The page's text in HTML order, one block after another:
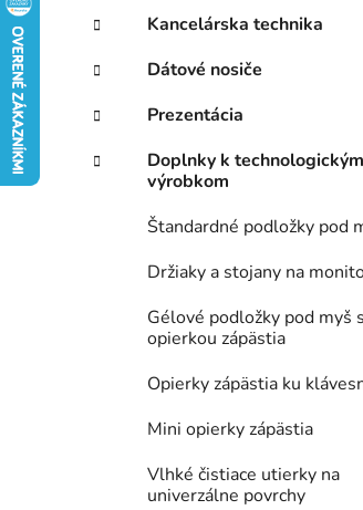
ý
p
a
n
l
ó
i
e
Kancelárska technika
Dátové nosiče
Prezentácia
Doplnky k technologickým
výrobkom
Štandardné podložky pod
Držiaky a stojany na
Gélové podložky pod myš s
opierkou zápästia
Opierky zápästia ku
Mini opierky zápästia
Vlhké čistiace utierky na
univerzálne povrchy